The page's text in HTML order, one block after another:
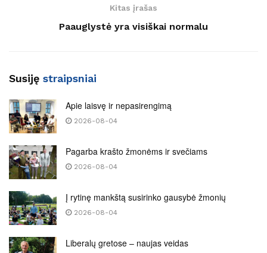
Kitas įrašas
Paauglystė yra visiškai normalu
Susiję straipsniai
Apie laisvę ir nepasirengimą
2026-08-04
Pagarba krašto žmonėms ir svečiams
2026-08-04
Į rytinę mankštą susirinko gausybė žmonių
2026-08-04
Liberalų gretose – naujas veidas